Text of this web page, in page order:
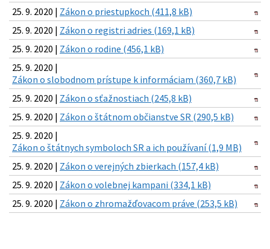
25. 9. 2020 | Zákon o priestupkoch (411,8 kB)
25. 9. 2020 | Zákon o registri adries (169,1 kB)
25. 9. 2020 | Zákon o rodine (456,1 kB)
25. 9. 2020 |
Zákon o slobodnom prístupe k informáciam (360,7 kB)
25. 9. 2020 | Zákon o sťažnostiach (245,8 kB)
25. 9. 2020 | Zákon o štátnom občianstve SR (290,5 kB)
25. 9. 2020 |
Zákon o štátnych symboloch SR a ich používaní (1,9 MB)
25. 9. 2020 | Zákon o verejných zbierkach (157,4 kB)
25. 9. 2020 | Zákon o volebnej kampani (334,1 kB)
25. 9. 2020 | Zákon o zhromažďovacom práve (253,5 kB)